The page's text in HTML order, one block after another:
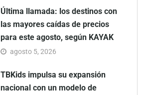
Última llamada: los destinos con
las mayores caídas de precios
para este agosto, según KAYAK
agosto 5, 2026
TBKids impulsa su expansión
nacional con un modelo de